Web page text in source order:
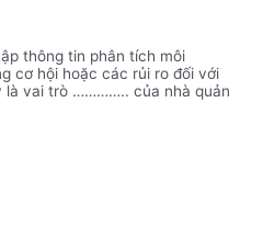
thông tin phân tích môi
cơ hội hoặc các rủi ro đối với
là vai trò ………….. của nhà quản